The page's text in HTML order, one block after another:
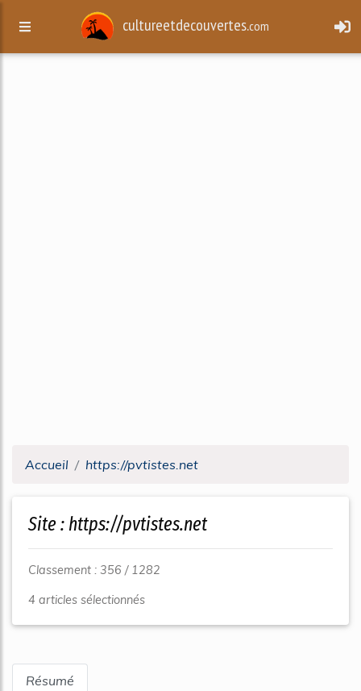
cultureetdecouvertes.com
Accueil https://pvtistes.net
Site : https://pvtistes.net
Classement : 356 / 1282
4 articles sélectionnés
Résumé